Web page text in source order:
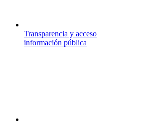
Transparencia y acceso
información pública